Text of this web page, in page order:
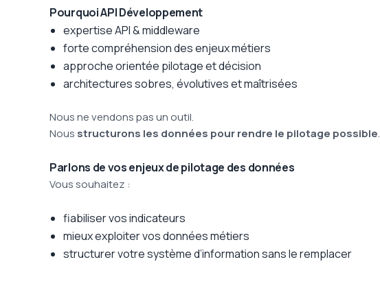
Pourquoi API Développement
expertise API & middleware
forte compréhension des enjeux métiers
approche orientée pilotage et décision
architectures sobres, évolutives et maîtrisées
Nous ne vendons pas un outil.
Nous structurons les données pour rendre le pilotage possible.
Parlons de vos enjeux de pilotage des données
Vous souhaitez :
fiabiliser vos indicateurs
mieux exploiter vos données métiers
structurer votre système d’information sans le remplacer